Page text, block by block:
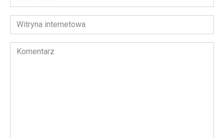
email
*Witryna
internetowa
Komentarz